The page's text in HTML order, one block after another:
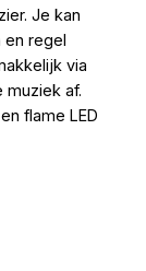
Je kan
regel
via
muziek af.
flame LED